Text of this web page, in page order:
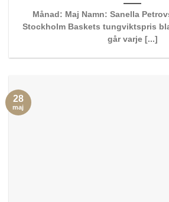
Månad: Maj Namn: Sanella
Stockholm Baskets tungviktspris
går varje [...]
28
maj